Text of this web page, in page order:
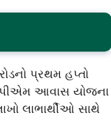
પ્રથમ હપ્તો
પીએમ આવાસ યોજના
લાભાર્થીઓ સાથે